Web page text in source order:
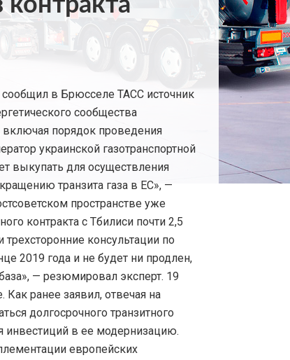
сообщил в Брюсселе ТАСС источник
сообщества
включая порядок проведения
украинской газотранспортной
выкупать для осуществления
транзита газа в ЕС», —
пространстве уже
контракта с Тбилиси почти 2,5
консультации по
2019 года и не будет ни продлен,
— резюмировал эксперт. 19
Как ранее заявил, отвечая на
долгосрочного транзитного
инвестиций в ее модернизацию.
европейских